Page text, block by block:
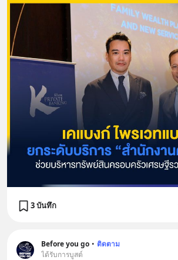
3 บันทึก
Before you go • ติดตาม
ได้รับการบูสต์